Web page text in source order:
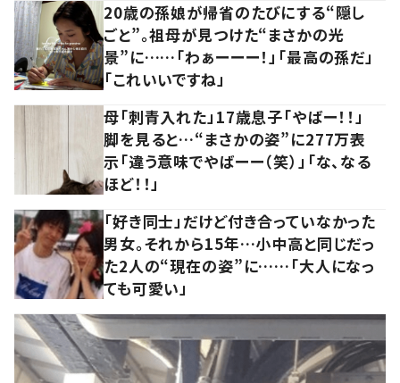
20歳の孫娘が帰省のたびにする“隠し
ごと”。祖母が見つけた“まさかの光
景”に……「わぁーーー！」「最高の孫だ」
「これいいですね」
母「刺青入れた」17歳息子「やばー！！」
脚を見ると…“まさかの姿”に277万表
示「違う意味でやばーー（笑）」「な、なる
ほど！！」
「好き同士」だけど付き合っていなかった
男女。それから15年…小中高と同じだっ
た2人の“現在の姿”に……「大人になっ
ても可愛い」